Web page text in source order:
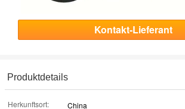
Kontakt-Lieferant
Produktdetails
Herkunftsort:
China